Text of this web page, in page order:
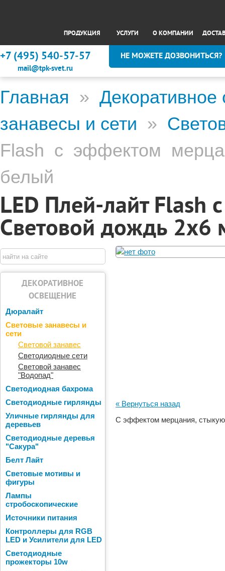
ПРОДУКЦИЯ УСЛУГИ О КОМПАНИИ
+7 (495) 540-57-57
mail@tpk-svet.ru
НЕ МОЖЕТЕ ДОЗВОНИТЬСЯ?
Главная »
занавесы и сети »
Flash с эффектом
белый
LED Плей-лайт Flash
Световой дождь 2х6
ДЕКОРАТИВНОЕ
ОСВЕЩЕНИЕ
Дюралайт
Световые занавесы и
сети
Световой занавес
Светодиодные сети
Световой занавес
"Водопад"
Светодиодная бахрома
Светодиодные гирлянды
Уличные гирлянды для
деревьев
Светодиодные деревья
"Сакура"
Белт Лайт
Световые мотивы и
фигуры
Лампы
стробоскопические
Источники питания
Контроллеры для RGB
LED и Усилители для LED
Светодиодные
прожекторы 10w
« Вернуться назад
С эффектом мерцания,